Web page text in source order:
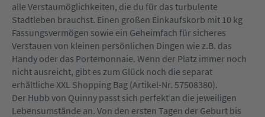
alle Verstaumöglichkeiten, die du für das turbulente
Stadtleben brauchst. Einen großen Einkaufskorb mit 10 kg
Fassungsvermögen sowie ein Geheimfach für sicheres
Verstauen von kleinen persönlichen Dingen wie z.B. das
Handy oder das Portemonnaie. Wenn der Platz immer noch
nicht ausreicht, gibt es zum Glück noch die separat
erhältliche XXL Shopping Bag (Artikel-Nr. 57508380).
Der Hubb von Quinny passt sich perfekt an die jeweiligen
Lebensumstände an. Von den ersten Tagen der Geburt bis